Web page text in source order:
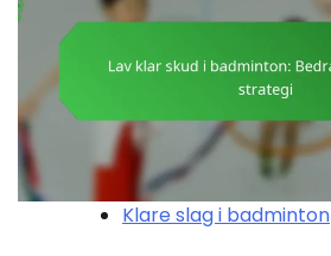
Klare slag i badminton